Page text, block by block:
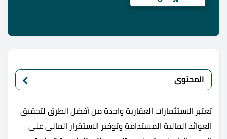
المحتوى
تعتبر الاستثمارات العقارية واحدة من أفضل الطرق لتحقيق
العوائد المالية المستدامة وتوفير الاستقرار المالي على